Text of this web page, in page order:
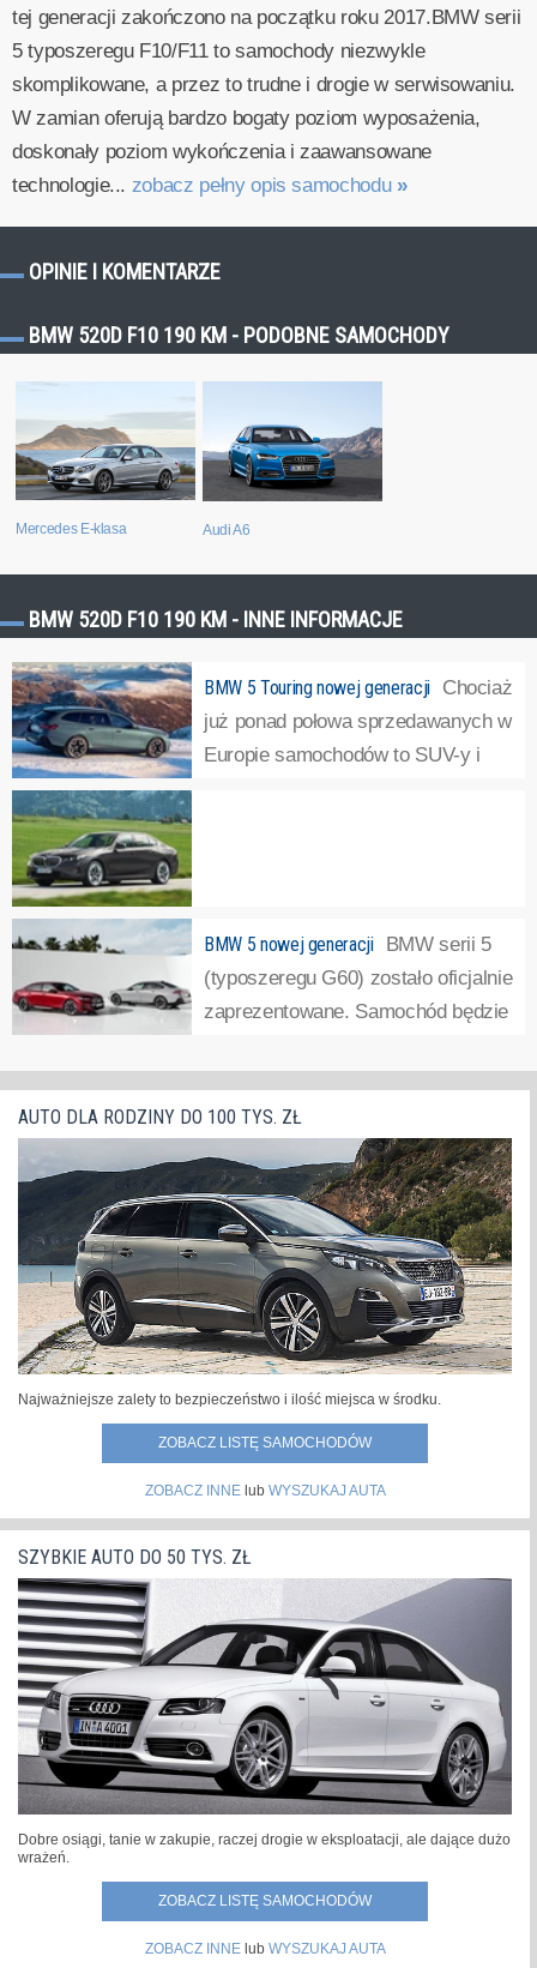
tej generacji zakończono na początku roku 2017.BMW serii
5 typoszeregu F10/F11 to samochody niezwykle
skomplikowane, a przez to trudne i drogie w serwisowaniu.
W zamian oferują bardzo bogaty poziom wyposażenia,
doskonały poziom wykończenia i zaawansowane
technologie... zobacz pełny opis samochodu »
OPINIE I KOMENTARZE
BMW 520D F10 190 KM - PODOBNE SAMOCHODY
Mercedes E-klasa Audi A6
BMW 520D F10 190 KM - INNE INFORMACJE
BMW 5 Touring nowej generacji Chociaż
już ponad połowa sprzedawanych w
Europie samochodów to SUV-y i
producenci rezygnują z produkowania samochodów
kombi. Zalicza się do nich BMW, które zaprezentowało
serię 5 Touring nowej generacji. Auto debiutuje niemal...
BMW serii 5 z nowymi napędami hybrydowymi BMW poszerza
ofertę silnikową serii 5 o hybrydowe wersje typu plug-in.
Samochód będzie dostępny w dwóch wersjach, jako BMW
530e i 550e xDrive.Obecnie BMW serii 5 nowej generacji
dostępne jest w wersji elektrycznej, jako i5, a także z
silnikami...
»
BMW 5 nowej generacji BMW serii 5
(typoszeregu G60) zostało oficjalnie
zaprezentowane. Samochód będzie
identycznej stylistycznie odmianie elektrycznej o nazwie
i5.Premiera nowych modeli BMW wywołuje zwykle
kontrowersje dotyczące stylizacji... »
AUTO DLA RODZINY DO 100 TYS. ZŁ
Najważniejsze zalety to bezpieczeństwo i ilość miejsca w środku.
ZOBACZ LISTĘ SAMOCHODÓW
ZOBACZ INNElub WYSZUKAJ AUTA
SZYBKIE AUTO DO 50 TYS. ZŁ
Dobre osiągi, tanie w zakupie, raczej drogie w eksploatacji, ale dające dużo
wrażeń.
ZOBACZ LISTĘ SAMOCHODÓW
ZOBACZ INNElub WYSZUKAJ AUTA